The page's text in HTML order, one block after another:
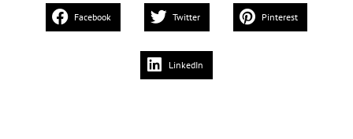
Facebook Twitter Pinterest
LinkedIn